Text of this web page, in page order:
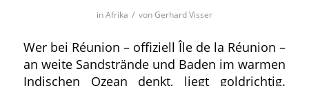
inAfrika / vonGerhard Visser
Wer bei Réunion – offiziell Île de la Réunion –
an weite Sandstrände und Baden im warmen
Indischen Ozean denkt, liegt goldrichtig.